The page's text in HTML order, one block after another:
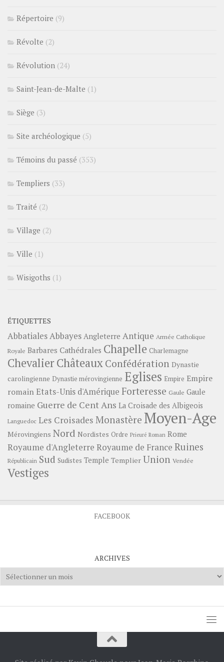
Répertoire (9)
Révolte (2)
Révolution (24)
Saint-Jean-de-Malte (1)
Siège (3)
Site archéologique (5)
Témoins du passé (353)
Templiers (33)
Traité (2)
Village (2)
Ville (1)
Wisigoths (1)
ÉTIQUETTES
Abbatiales Abbayes Angleterre Antique Armée Catholique
Royale Barbares Cathédrales Chapelle Charlemagne
ChevalierChâteauxConfédération Dynastie
carolingienne Dynastie mérovingienne Eglises Empire Empire
romainEtats-Unis d'Amérique Forteresse Gaule Gaule
romaine Guerre de Cent Ans La Croisade des Albigeois
Languedoc Les Croisades Monastère Moyen-Age
Mérovingiens Nord Nordistes Ordre Prieuré Roman Rome
Royaume d'Angleterre Royaume de France Ruines
Républicain Sud Sudistes Temple Templier Union Vendée
Vestiges
FACEBOOK
ARCHIVES
Archives